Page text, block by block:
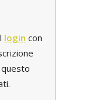
login con